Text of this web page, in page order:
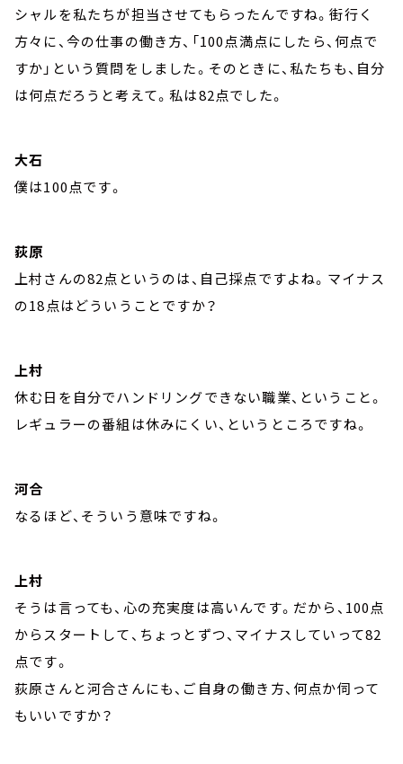
シャルを私たちが担当させてもらったんですね。街行く
方々に、今の仕事の働き方、「100点満点にしたら、何点で
すか」という質問をしました。そのときに、私たちも、自分
は何点だろうと考えて。私は82点でした。
大石
僕は100点です。
荻原
上村さんの82点というのは、自己採点ですよね。マイナス
の18点はどういうことですか？
上村
休む日を自分でハンドリングできない職業、ということ。
レギュラーの番組は休みにくい、というところですね。
河合
なるほど、そういう意味ですね。
上村
そうは言っても、心の充実度は高いんです。だから、100点
からスタートして、ちょっとずつ、マイナスしていって82
点です。
荻原さんと河合さんにも、ご自身の働き方、何点か伺って
もいいですか？